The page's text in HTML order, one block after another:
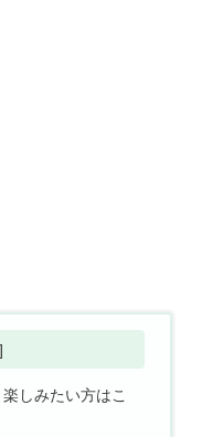
しみたい方はこ